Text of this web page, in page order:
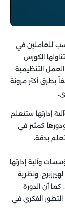
للعاملين في
الكورس
التنظيمية
بطرق أكثر مرونة
إدارتها ستتعلم
كمثير في
بدقة،
وآلية إدارتها
ونظرية
أن الدورة
الفكري في